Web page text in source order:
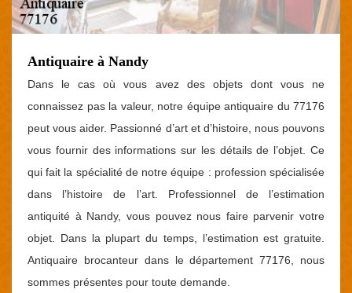
Antiquaire à Nandy
Dans le cas où vous avez des objets dont vous ne
connaissez pas la valeur, notre équipe antiquaire du 77176
peut vous aider. Passionné d’art et d’histoire, nous pouvons
vous fournir des informations sur les détails de l’objet. Ce
qui fait la spécialité de notre équipe : profession spécialisée
dans l’histoire de l’art. Professionnel de l’estimation
antiquité à Nandy, vous pouvez nous faire parvenir votre
objet. Dans la plupart du temps, l’estimation est gratuite.
Antiquaire brocanteur dans le département 77176, nous
sommes présentes pour toute demande.